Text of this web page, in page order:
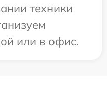
техники
или в офис.